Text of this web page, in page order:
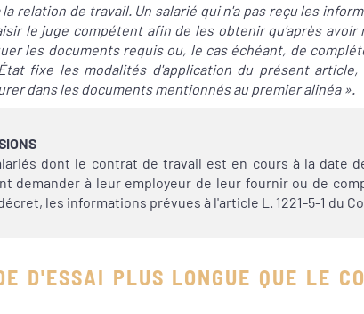
relation de travail. Un salarié qui n'a pas reçu les
le juge compétent afin de les obtenir qu'après avoir
les documents requis ou, le cas échéant, de
fixe les modalités d'application du présent
dans les documents mentionnés au premier alinéa ».
dont le contrat de travail est en cours à la date
demander à leur employeur de leur fournir ou de
les informations prévues à l'article L. 1221-5-1 du
D'ESSAI PLUS LONGUE QUE LE